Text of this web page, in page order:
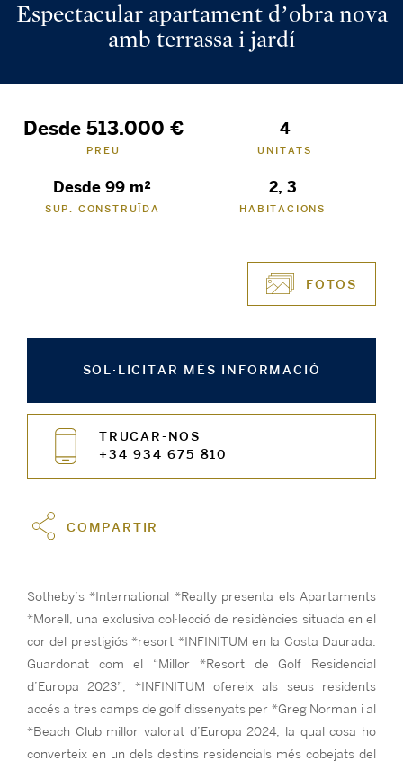
Espectacular apartament d’obra nova
amb terrassa i jardí
Desde 513.000 €
PREU
4
UNITATS
Desde 99 m²
SUP. CONSTRUÏDA
2, 3
HABITACIONS
FOTOS
SOL·LICITAR MÉS INFORMACIÓ
TRUCAR-NOS
+34 934 675 810
COMPARTIR
Sotheby’s *International *Realty presenta els Apartaments
*Morell, una exclusiva col·lecció de residències situada en el
cor del prestigiós *resort *INFINITUM en la Costa Daurada.
Guardonat com el “Millor *Resort de Golf Residencial
d’Europa 2023”, *INFINITUM ofereix als seus residents
accés a tres camps de golf dissenyats per *Greg Norman i al
*Beach Club millor valorat d’Europa 2024, la qual cosa ho
converteix en un dels destins residencials més cobejats del